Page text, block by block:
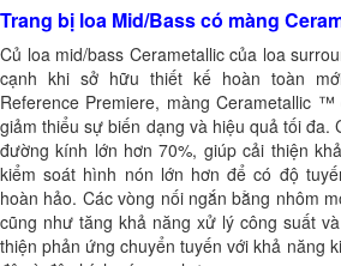
Trang bị loa Mid/Bass có màng
Củ loa mid/bass Cerametallic của loa
cạnh khi sở hữu thiết kế hoàn toàn
Reference Premiere, màng Cerametallic
giảm thiểu sự biến dạng và hiệu quả tối đa.
đường kính lớn hơn 70%, giúp cải thiện
kiểm soát hình nón lớn hơn để có độ
hoàn hảo. Các vòng nối ngắn bằng nhôm
cũng như tăng khả năng xử lý công suất
thiện phản ứng chuyển tuyến với khả năng